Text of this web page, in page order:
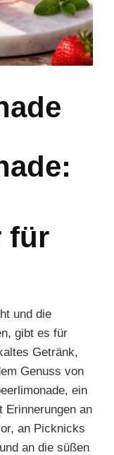
für
und die
gibt es für
Getränk,
Genuss von
ein
Erinnerungen an
an Picknicks
an die süßen